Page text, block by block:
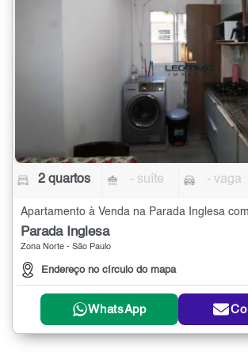
2 quartos - suíte - vaga
Apartamento à Venda na Parada Inglesa
Parada Inglesa
Zona Norte - São Paulo
Endereço no círculo do mapa
WhatsApp